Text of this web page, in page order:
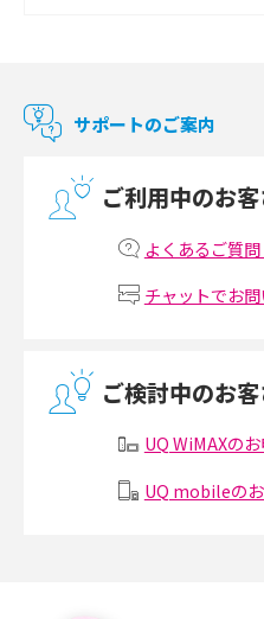
マンションで使えるWi-Fiは？種類ご
マンションで光回線の利用を始める
Wi-Fiルーターの設定方法をわかり
無線LANとは？メリット・デメリッ
メッシュWi-Fiとは？仕組みやメリ
サポートのご案内
ご利用中のお
よくあるご質
チャットでお
ご検討中のお
UQ WiMAXの
UQ mobileの